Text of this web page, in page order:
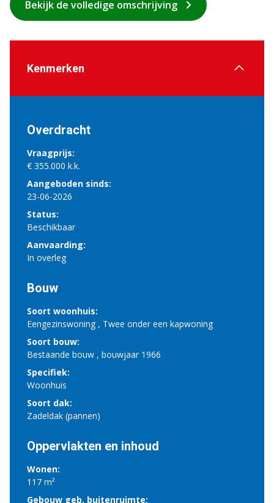
Bekijk de volledige omschrijving
Kenmerken
Overdracht
Vraagprijs:
€ 355.000 k.k.
Aangeboden sinds:
23-06-2026
Status:
Beschikbaar
Aanvaarding:
In overleg
Bouw
Soort woonhuis:
Eengezinswoning , Twee onder een kapwoning
Soort bouw:
Bestaande bouw , bouwjaar 1966
Specifiek:
Woonhuis
Soort dak:
Zadeldak (pannen)
Oppervlakten en inhoud
Wonen:
117 m²
Gebouw geb. buitenruimte: